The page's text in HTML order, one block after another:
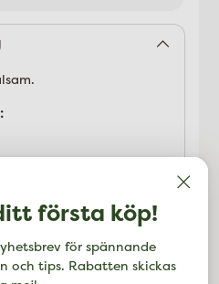
första köp!
för spännande
och tips. Rabatten skickas
bort läpparna med
ingredienser och
tack vare ekologiskt